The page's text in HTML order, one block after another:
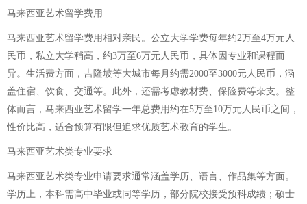
马来西亚艺术留学费用
马来西亚艺术留学费用相对亲民。公立大学学费每年约2万至4万元人
民币，私立大学稍高，约3万至6万元人民币，具体因专业和课程而
异。生活费方面，吉隆坡等大城市每月约需2000至3000元人民币，涵
盖住宿、饮食、交通等。此外，还需考虑教材费、保险费等杂支。整
体而言，马来西亚艺术留学一年总费用约在5万至10万元人民币之间，
性价比高，适合预算有限但追求优质艺术教育的学生。
马来西亚艺术类专业要求
马来西亚艺术类专业申请要求通常涵盖学历、语言、作品集等方面。
学历上，本科需高中毕业或同等学历，部分院校接受预科成绩；硕士